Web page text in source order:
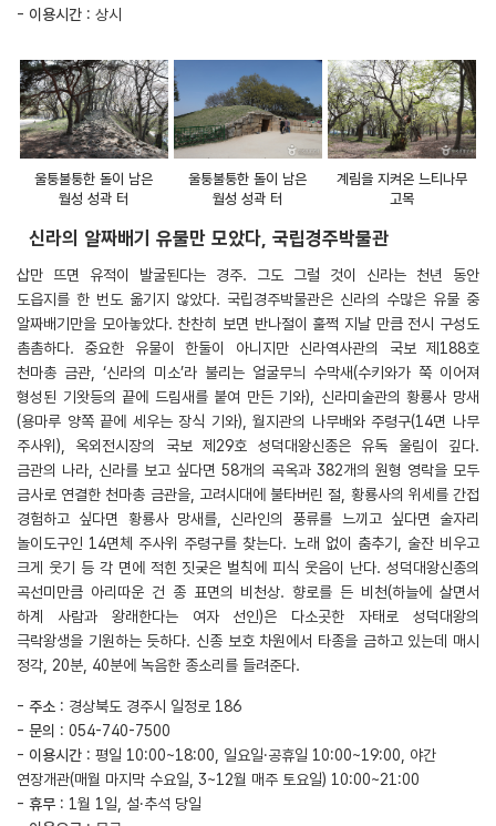
- 이용시간 : 상시
울퉁불퉁한 돌이 남은
월성 성곽 터
울퉁불퉁한 돌이 남은
월성 성곽 터
계림을 지켜온 느티나무
고목
신라의 알짜배기 유물만 모았다, 국립경주박물관
삽만 뜨면 유적이 발굴된다는 경주. 그도 그럴 것이 신라는 천년 동안
도읍지를 한 번도 옮기지 않았다. 국립경주박물관은 신라의 수많은 유물 중
알짜배기만을 모아놓았다. 찬찬히 보면 반나절이 훌쩍 지날 만큼 전시 구성도
촘촘하다. 중요한 유물이 한둘이 아니지만 신라역사관의 국보 제188호
천마총 금관, ‘신라의 미소’라 불리는 얼굴무늬 수막새(수키와가 쭉 이어져
형성된 기왓등의 끝에 드림새를 붙여 만든 기와), 신라미술관의 황룡사 망새
(용마루 양쪽 끝에 세우는 장식 기와), 월지관의 나무배와 주령구(14면 나무
주사위), 옥외전시장의 국보 제29호 성덕대왕신종은 유독 울림이 깊다.
금관의 나라, 신라를 보고 싶다면 58개의 곡옥과 382개의 원형 영락을 모두
금사로 연결한 천마총 금관을, 고려시대에 불타버린 절, 황룡사의 위세를 간접
경험하고 싶다면 황룡사 망새를, 신라인의 풍류를 느끼고 싶다면 술자리
놀이도구인 14면체 주사위 주령구를 찾는다. 노래 없이 춤추기, 술잔 비우고
크게 웃기 등 각 면에 적힌 짓궂은 벌칙에 피식 웃음이 난다. 성덕대왕신종의
곡선미만큼 아리따운 건 종 표면의 비천상. 향로를 든 비천(하늘에 살면서
하계 사람과 왕래한다는 여자 선인)은 다소곳한 자태로 성덕대왕의
극락왕생을 기원하는 듯하다. 신종 보호 차원에서 타종을 금하고 있는데 매시
정각, 20분, 40분에 녹음한 종소리를 들려준다.
- 주소 : 경상북도 경주시 일정로 186
- 문의 : 054-740-7500
- 이용시간 : 평일 10:00~18:00, 일요일·공휴일 10:00~19:00, 야간
연장개관(매월 마지막 수요일, 3~12월 매주 토요일) 10:00~21:00
- 휴무 : 1월 1일, 설·추석 당일